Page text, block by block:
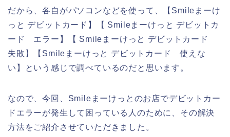
だから、各自がパソコンなどを使って、【Smileまーけ
っと デビットカード】【 Smileまーけっと デビットカ
ード エラー】【 Smileまーけっと デビットカード
失敗】【Smileまーけっと デビットカード 使えな
い】という感じで調べているのだと思います。
なので、今回、Smileまーけっとのお店でデビットカー
ドエラーが発生して困っている人のために、その解決
方法をご紹介させていただきました。